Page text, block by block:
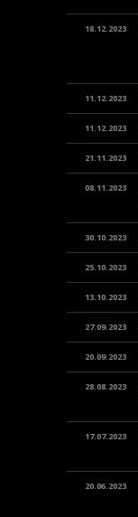
18.12.2023
11.12.2023
11.12.2023
21.11.2023
08.11.2023
30.10.2023
25.10.2023
13.10.2023
27.09.2023
20.09.2023
28.08.2023
17.07.2023
20.06.2023